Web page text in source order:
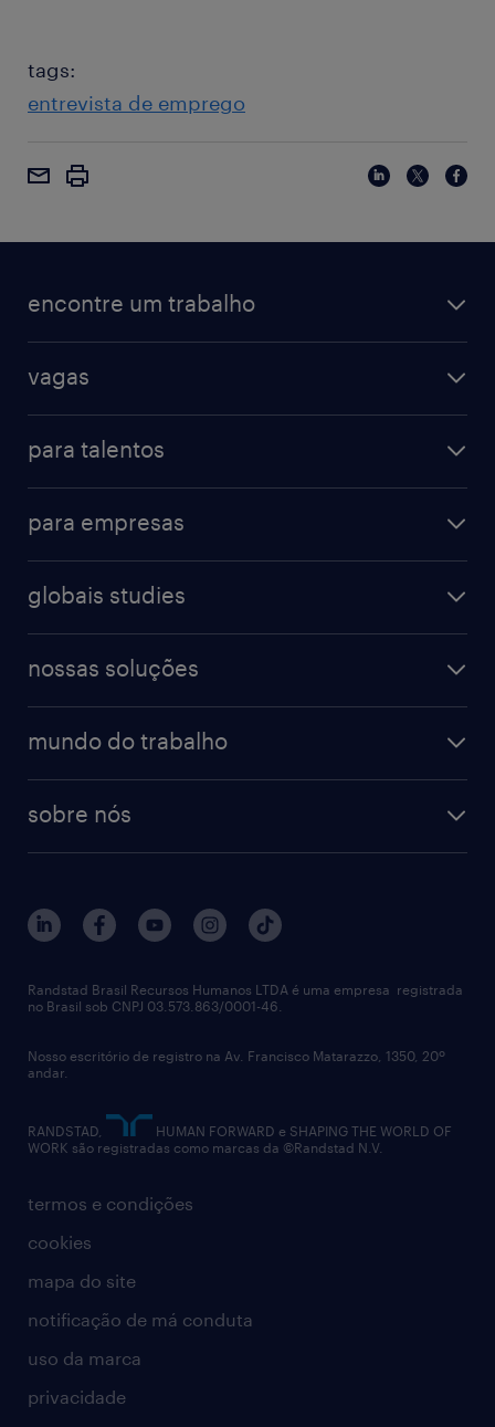
tags:
entrevista de emprego
encontre um trabalho
vagas
para talentos
para empresas
globais studies
nossas soluções
mundo do trabalho
sobre nós
termos e condições
cookies
mapa do site
notificação de má conduta
uso da marca
privacidade
Randstad Brasil Recursos Humanos LTDA é uma empresa registrada
no Brasil sob CNPJ 03.573.863/0001-46.
Nosso escritório de registro na Av. Francisco Matarazzo, 1350, 20º
andar.
RANDSTAD,
HUMAN FORWARD e SHAPING THE WORLD OF
WORK são registradas como marcas da ©Randstad N.V.